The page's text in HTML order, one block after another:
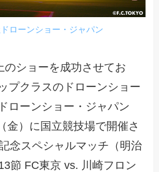
ローンショー・ジャパン
のショーを成功させてお
プクラスのドローンショー
ローンショー・ジャパン
金）に国立競技場で開催さ
念スペシャルマッチ（明治
節 FC東京 vs. 川崎フロン